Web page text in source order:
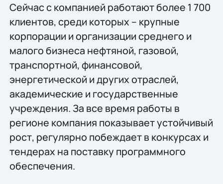
Сейчас с компанией работают более 1 700
клиентов, среди которых – крупные
корпорации и организации среднего и
малого бизнеса нефтяной, газовой,
транспортной, финансовой,
энергетической и других отраслей,
академические и государственные
учреждения. За все время работы в
регионе компания показывает устойчивый
рост, регулярно побеждает в конкурсах и
тендерах на поставку программного
обеспечения.